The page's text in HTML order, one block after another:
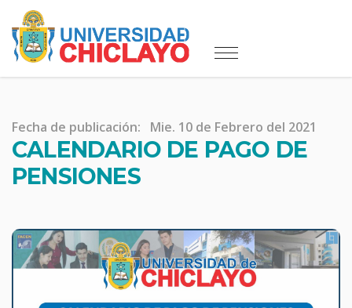
Fecha de publicación: Mie. 10 de Febrero del 2021
CALENDARIO DE PAGO DE
PENSIONES